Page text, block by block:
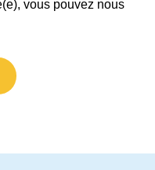
vous pouvez nous